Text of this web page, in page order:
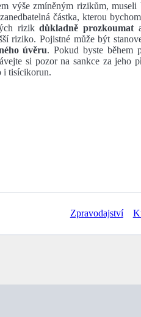
výše zmíněným rizikům, museli
částka, kterou
rizikdůkladně prozkoumata
riziko. Pojistné může být
úvěru. Pokud byste během
si pozor na sankce za jeho
i tisícikorun.
Zpravodajství